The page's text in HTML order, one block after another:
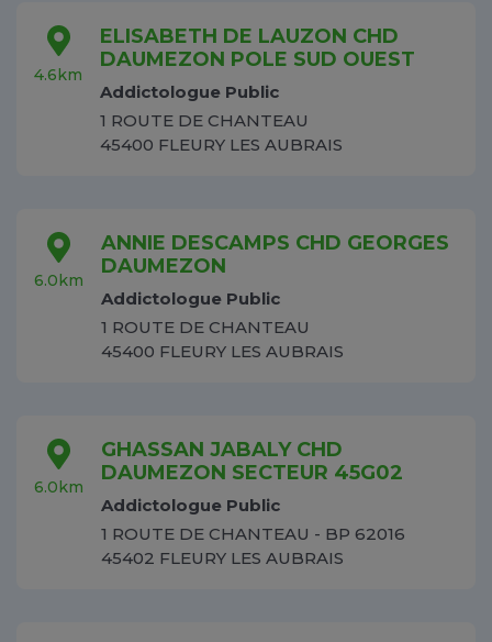
4.6km
ELISABETH DE LAUZON CHD
DAUMEZON POLE SUD OUEST
Addictologue Public
1 ROUTE DE CHANTEAU
45400 FLEURY LES AUBRAIS
6.0km
ANNIE DESCAMPS CHD GEORGES
DAUMEZON
Addictologue Public
1 ROUTE DE CHANTEAU
45400 FLEURY LES AUBRAIS
6.0km
GHASSAN JABALY CHD
DAUMEZON SECTEUR 45G02
Addictologue Public
1 ROUTE DE CHANTEAU - BP 62016
45402 FLEURY LES AUBRAIS